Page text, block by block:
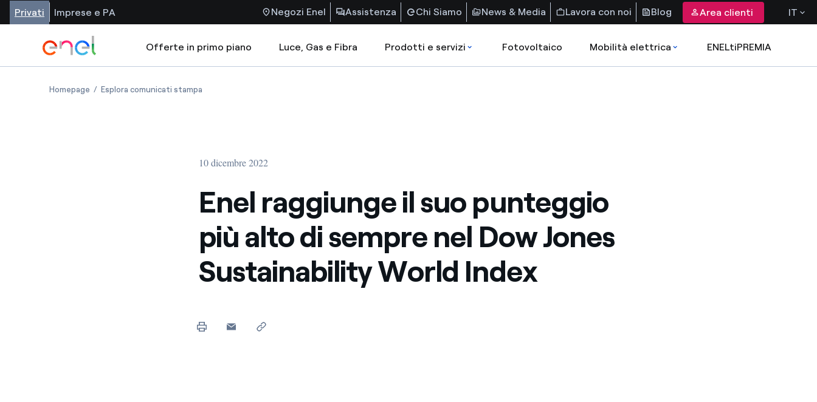
Privati Imprese e PA Negozi Enel Assistenza Chi Siamo News & Media Lavora con noi Blog Area clienti IT
Offerte in primo piano Luce, Gas e Fibra Prodotti e servizi Fotovoltaico Mobilità elettrica ENELtiPREMIA
Homepage Esplora comunicati stampa
10 dicembre 2022
Enel raggiunge il suo punteggio
più alto di sempre nel Dow Jones
Sustainability World Index